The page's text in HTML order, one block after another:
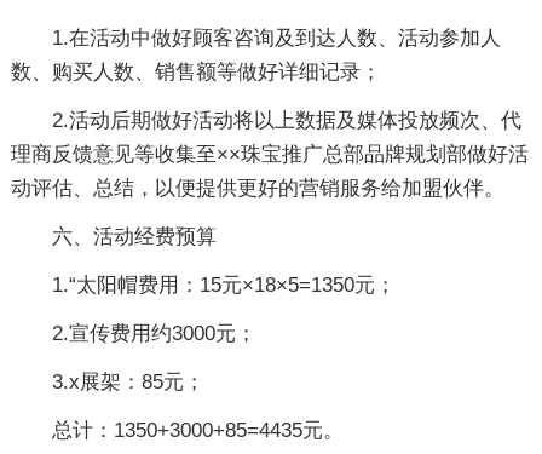
1.在活动中做好顾客咨询及到达人数、活动参加人
数、购买人数、销售额等做好详细记录；
2.活动后期做好活动将以上数据及媒体投放频次、代
理商反馈意见等收集至××珠宝推广总部品牌规划部做好活
动评估、总结，以便提供更好的营销服务给加盟伙伴。
六、活动经费预算
1.“太阳帽费用：15元×18×5=1350元；
2.宣传费用约3000元；
3.x展架：85元；
总计：1350+3000+85=4435元。